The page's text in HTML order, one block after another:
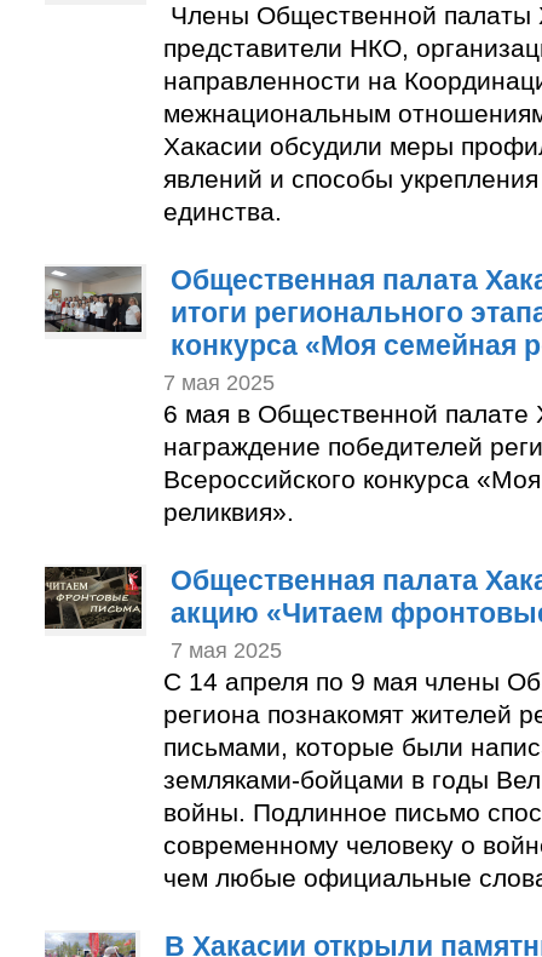
Члены Общественной палаты
представители НКО,
направленности на
межнациональным
Хакасии обсудили меры
явлений и способы
единства.
Общественная палата
итоги регионального
конкурса «Моя семейная
7 мая 2025
6 мая в Общественной палате
награждение победителей
Всероссийского конкурса
реликвия».
Общественная палата
акцию «Читаем
7 мая 2025
С 14 апреля по 9 мая члены
региона познакомят жителей
письмами, которые были
земляками-бойцами в годы
войны. Подлинное письмо
современному человеку о
чем любые официальные
В Хакасии открыли